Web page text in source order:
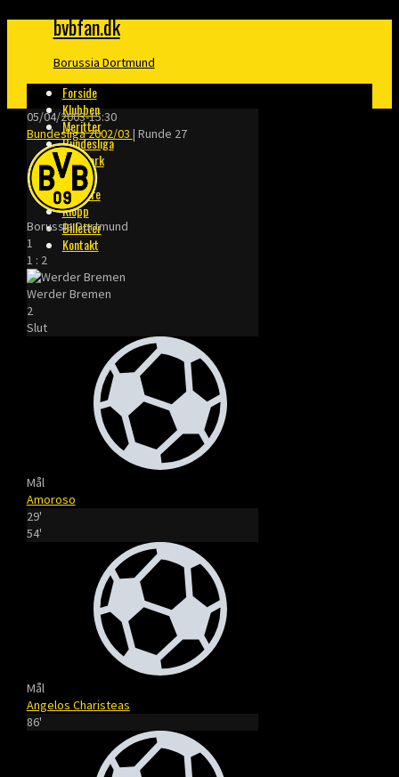
bvbfan.dk
Borussia Dortmund
Forside
Klubben
Meritter
Bundesliga
Danmark
Finaler
Trænere
Klopp
Billetter
Kontakt
05/04/2003-15:30
Bundesliga 2002/03 | Runde 27
Borussia Dortmund
1
1 : 2
Werder Bremen
2
Slut
Mål
Amoroso
29'
54'
Mål
Angelos Charisteas
86'